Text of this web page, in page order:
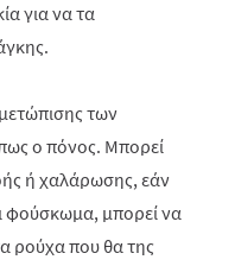
για να τα
των
ο πόνος. Μπορεί
ή χαλάρωσης, εάν
φούσκωμα, μπορεί να
ρούχα που θα της